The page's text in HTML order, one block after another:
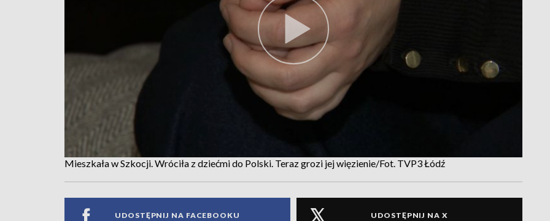
Mieszkała w Szkocji. Wróciła z dziećmi do Polski. Teraz grozi jej więzienie/Fot. TVP3 Łódź
UDOSTĘPNIJ NA FACEBOOKU UDOSTĘPNIJ NA X